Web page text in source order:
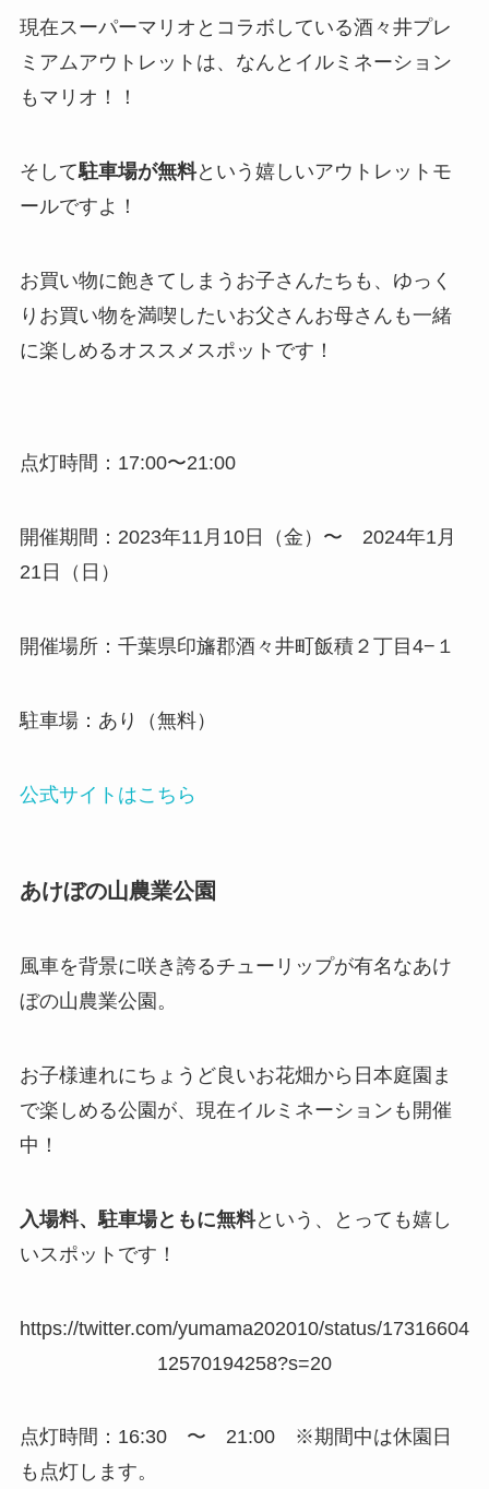
現在スーパーマリオとコラボしている酒々井プレ
ミアムアウトレットは、なんとイルミネーション
もマリオ！！
そして駐車場が無料という嬉しいアウトレットモ
ールですよ！
お買い物に飽きてしまうお子さんたちも、ゆっく
りお買い物を満喫したいお父さんお母さんも一緒
に楽しめるオススメスポットです！
点灯時間：17:00〜21:00
開催期間：2023年11月10日（金）〜 2024年1月
21日（日）
開催場所：千葉県印旛郡酒々井町飯積２丁目4−１
駐車場：あり（無料）
公式サイトはこちら
あけぼの山農業公園
風車を背景に咲き誇るチューリップが有名なあけ
ぼの山農業公園。
お子様連れにちょうど良いお花畑から日本庭園ま
で楽しめる公園が、現在イルミネーションも開催
中！
入場料、駐車場ともに無料という、とっても嬉し
いスポットです！
https://twitter.com/yumama202010/status/17316604
12570194258?s=20
点灯時間：16:30 〜 21:00 ※期間中は休園日
も点灯します。